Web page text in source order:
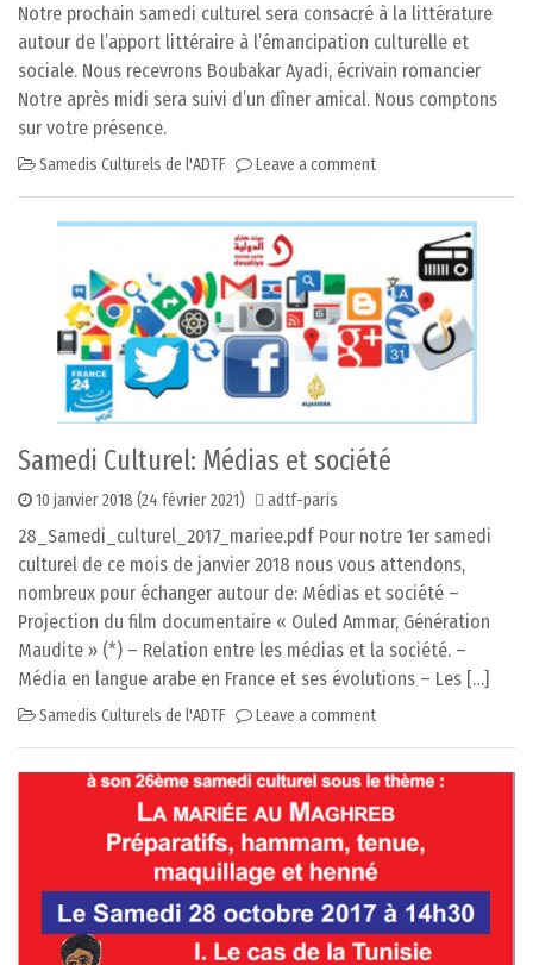
Notre prochain samedi culturel sera consacré à la littérature
autour de l’apport littéraire à l’émancipation culturelle et
sociale. Nous recevrons Boubakar Ayadi, écrivain romancier
Notre après midi sera suivi d’un dîner amical. Nous comptons
sur votre présence.
Samedis Culturels de l'ADTF Leave a comment
Samedi Culturel: Médias et société
10 janvier 2018 (24 février 2021) adtf-paris
28_Samedi_culturel_2017_mariee.pdf Pour notre 1er samedi
culturel de ce mois de janvier 2018 nous vous attendons,
nombreux pour échanger autour de: Médias et société –
Projection du film documentaire « Ouled Ammar, Génération
Maudite » (*) – Relation entre les médias et la société. –
Média en langue arabe en France et ses évolutions – Les […]
Samedis Culturels de l'ADTF Leave a comment